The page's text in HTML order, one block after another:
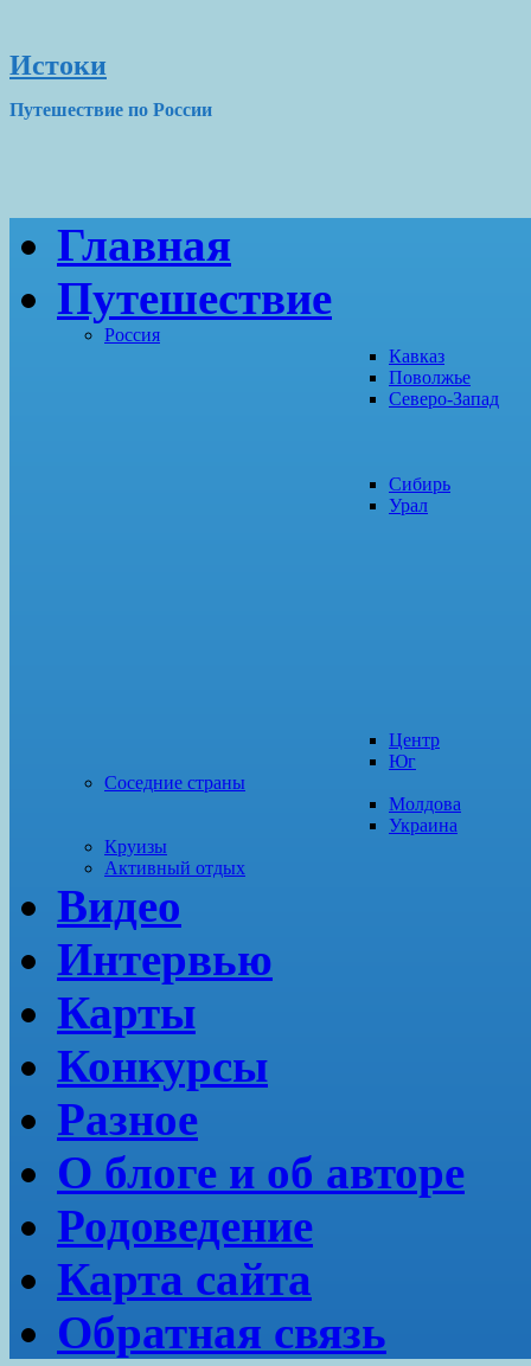
Истоки
Путешествие по России
Главная
Путешествие
Россия
Кавказ
Поволжье
Северо-Запад
Сибирь
Урал
Центр
Юг
Соседние страны
Молдова
Украина
Круизы
Активный отдых
Видео
Интервью
Карты
Конкурсы
Разное
О блоге и об авторе
Родоведение
Карта сайта
Обратная связь